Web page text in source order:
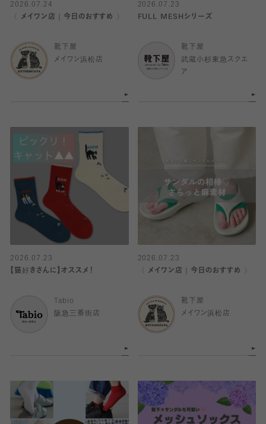
2026.07.24
〈 メイワン店｜今日のおすすめ 〉
靴下屋
メイワン浜松店
2026.07.23
FULL MESHシリーズ
靴下屋
武蔵小杉東急スクエ
ア
2026.07.23
【猫好きさんに】オススメ！
Tabio
阪急三番街店
2026.07.23
〈 メイワン店｜今日のおすすめ 〉
靴下屋
メイワン浜松店